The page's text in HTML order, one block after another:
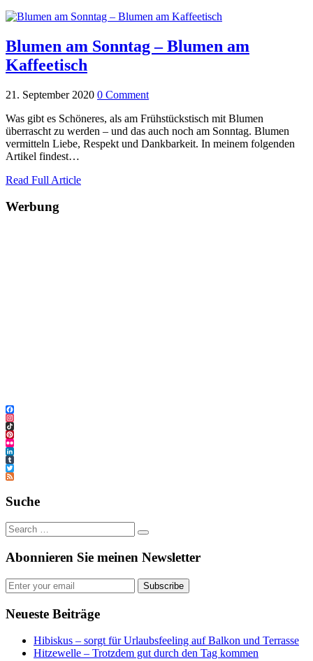
Blumen am Sonntag – Blumen am
Kaffeetisch
21. September 2020 0 Comment
Was gibt es Schöneres, als am Frühstückstisch mit Blumen
überrascht zu werden – und das auch noch am Sonntag. Blumen
vermitteln Liebe, Respekt und Dankbarkeit. In meinem folgenden
Artikel findest…
Read Full Article
Werbung
Facebook
Instagram
TikTok
Pinterest
Flickr
LinkedIn
Tumblr
Twitter
Feed
Suche
Abonnieren Sie meinen Newsletter
Subscribe
Neueste Beiträge
Hibiskus – sorgt für Urlaubsfeeling auf Balkon und Terrasse
Hitzewelle – Trotzdem gut durch den Tag kommen